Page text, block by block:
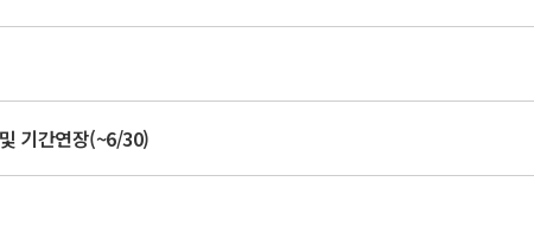
기간연장(~6/30)